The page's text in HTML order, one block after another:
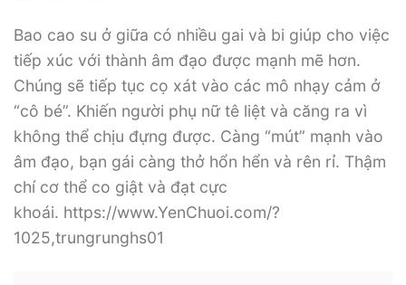
Bao cao su ở giữa có nhiều gai và bi giúp cho việc
tiếp xúc với thành âm đạo được mạnh mẽ hơn.
Chúng sẽ tiếp tục cọ xát vào các mô nhạy cảm ở
“cô bé”. Khiến người phụ nữ tê liệt và căng ra vì
không thể chịu đựng được. Càng “mút” mạnh vào
âm đạo, bạn gái càng thở hổn hển và rên rỉ. Thậm
chí cơ thể co giật và đạt cực
khoái. https://www.YenChuoi.com/?
1025,trungrunghs01